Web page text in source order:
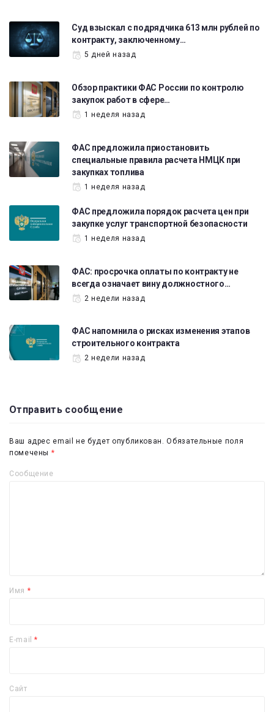
Суд взыскал с подрядчика 613 млн рублей по
контракту, заключенному…
5 дней назад
Обзор практики ФАС России по контролю
закупок работ в сфере…
1 неделя назад
ФАС предложила приостановить
специальные правила расчета НМЦК при
закупках топлива
1 неделя назад
ФАС предложила порядок расчета цен при
закупке услуг транспортной безопасности
1 неделя назад
ФАС: просрочка оплаты по контракту не
всегда означает вину должностного…
2 недели назад
ФАС напомнила о рисках изменения этапов
строительного контракта
2 недели назад
Отправить сообщение
Ваш адрес email не будет опубликован. Обязательные поля
помечены *
Сообщение
Имя *
E-mail*
Сайт